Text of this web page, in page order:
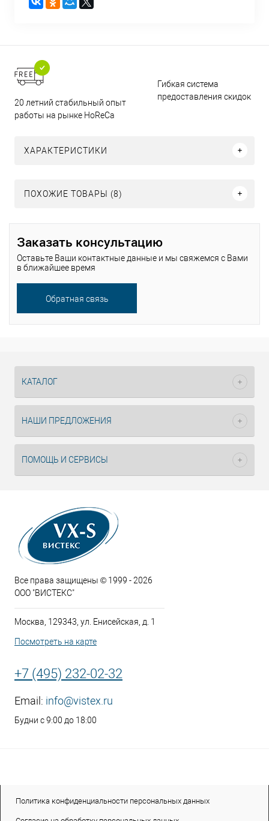
20 летний стабильный опыт
работы на рынке HoReCa
Гибкая система
предоставления скидок
ХАРАКТЕРИСТИКИ
ПОХОЖИЕ ТОВАРЫ (8)
Заказать консультацию
Оставьте Ваши контактные данные и мы свяжемся с Вами
в ближайшее время
Обратная связь
КАТАЛОГ
НАШИ ПРЕДЛОЖЕНИЯ
ПОМОЩЬ И СЕРВИСЫ
Все права защищены © 1999 - 2026
ООО "ВИСТЕКС"
Москва, 129343, ул. Енисейская, д. 1
Посмотреть на карте
+7 (495) 232-02-32
Email: info@vistex.ru
Будни с 9:00 до 18:00
Политика конфиденциальности персональных данных